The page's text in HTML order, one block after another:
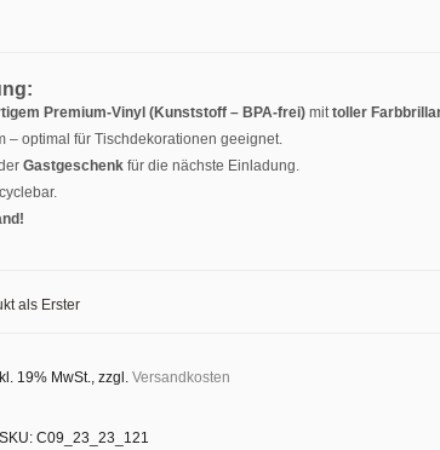
Premium-Vinyl (Kunststoff – BPA-frei) mittoller
– optimal für Tischdekorationen geeignet.
Gastgeschenk für die nächste Einladung.
als Erster
19% MwSt., zzgl. Versandkosten
SKU: C09_23_23_121